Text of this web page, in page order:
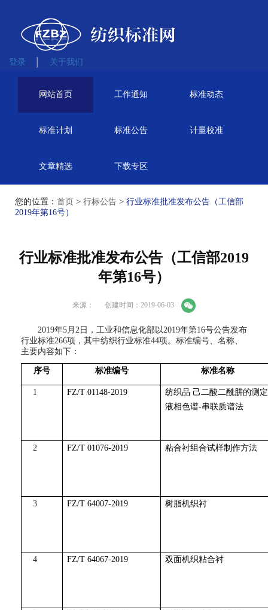
登录 关于我们
网站首页 工作通知 标准动态
标准计划 标准公告 计量校准
文章精选 下载专区
您的位置： 首页 > 行标公告 > 行业标准批准发布公告（工信部
2019年第16号）
行业标准批准发布公告（工信部2019
年第16号）
来源： 创建时间：2019-06-03
2019年5月2日，工业和信息化部以2019年第16号公告发布
行业标准266项，其中纺织行业标准44项。标准编号、名称、
主要内容如下：
序号 标准编号 标准名称
1 FZ/T 01148-2019
纺织品 己二酸二酰肼的测定
液相色谱-串联质谱法
2 FZ/T 01076-2019 粘合衬组合试样制作方法
3 FZ/T 64007-2019 树脂机织衬
4 FZ/T 64067-2019 双面机织粘合衬